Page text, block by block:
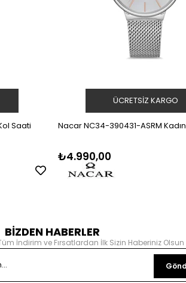
Saati Nacar NC34-390431-ASRM
₺4.990,00
ÜCRETSIZ KARGO
BİZDEN HABERLER
İndirim ve Fırsatlardan İlk Sizin Haberiniz Olsun